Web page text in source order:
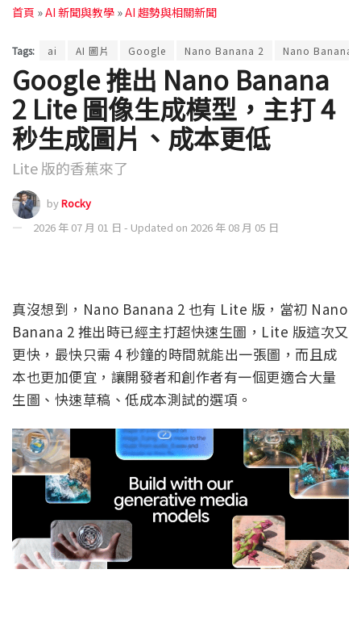
首頁 »AI 新聞與教學 »AI 趨勢與相關新聞
Tags: ai AI 圖片 Google Nano Banana 2 Nano Banana
Google 推出 Nano Banana
2 Lite 圖像生成模型，主打 4
秒生成圖片、成本更低
Lite 版的香蕉來了
byRocky
2026 年 07 月 01 日 - Updated on 2026 年 08 月 05 日
真沒想到，Nano Banana 2 也有 Lite 版，當初 Nano
Banana 2 推出時已經主打超快速生圖，Lite 版這次又
更快，最快只需 4 秒鐘的時間就能出一張圖，而且成
本也更加便宜，讓開發者和創作者有一個更適合大量
生圖、快速草稿、低成本測試的選項。